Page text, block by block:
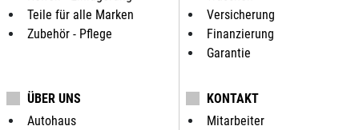
Teile für alle Marken
Zubehör - Pflege
Versicherung
Finanzierung
Garantie
ÜBER UNS
Autohaus
KONTAKT
Mitarbeiter